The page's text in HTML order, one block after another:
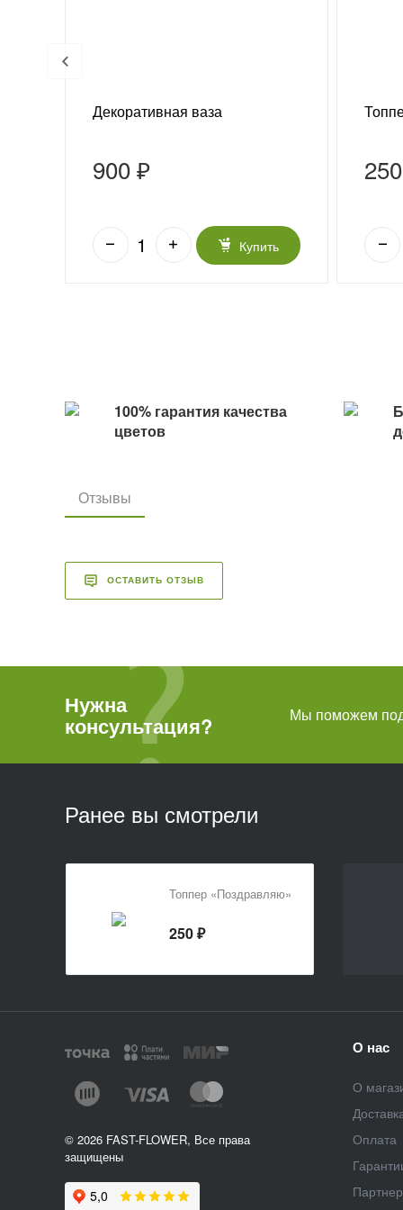
Декоративная ваза
900 ₽
Купить
100% гарантия качества
цветов
Отзывы
ОСТАВИТЬ ОТЗЫВ
Нужна
консультация? Мы поможем
Ранее вы смотрели
Топпер «Поздравляю»
250 ₽
© 2026 FAST-FLOWER, Все права
защищены
О нас
О
Оплата